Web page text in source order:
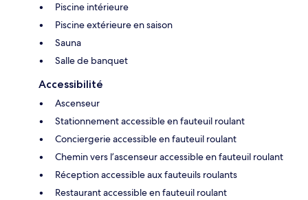
Piscine intérieure
Piscine extérieure en saison
Sauna
Salle de banquet
Accessibilité
Ascenseur
Stationnement accessible en fauteuil roulant
Conciergerie accessible en fauteuil roulant
Chemin vers l’ascenseur accessible en fauteuil roulant
Réception accessible aux fauteuils roulants
Restaurant accessible en fauteuil roulant